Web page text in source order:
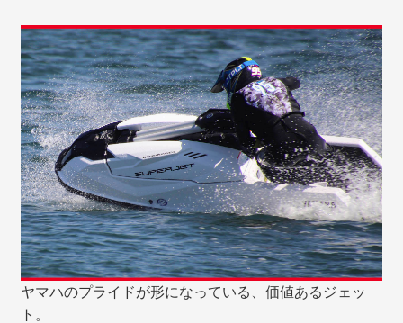
ヤマハのプライドが形になっている、価値あるジェッ
ト。